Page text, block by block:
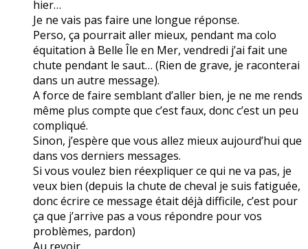
hier…
Je ne vais pas faire une longue réponse.
Perso, ça pourrait aller mieux, pendant ma colo
équitation à Belle Île en Mer, vendredi j’ai fait une
chute pendant le saut… (Rien de grave, je raconterai
dans un autre message).
A force de faire semblant d’aller bien, je ne me rends
même plus compte que c’est faux, donc c’est un peu
compliqué.
Sinon, j’espère que vous allez mieux aujourd’hui que
dans vos derniers messages.
Si vous voulez bien réexpliquer ce qui ne va pas, je
veux bien (depuis la chute de cheval je suis fatiguée,
donc écrire ce message était déjà difficile, c’est pour
ça que j’arrive pas a vous répondre pour vos
problèmes, pardon)